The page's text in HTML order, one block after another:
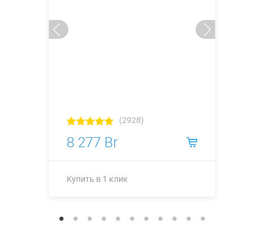
(2928)
8 277 Br
Купить в 1 клик